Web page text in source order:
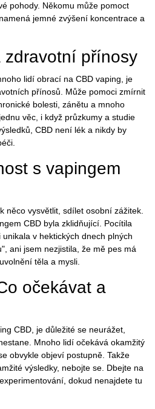
pohody. Někomu může pomoct
jemné zvýšení koncentrace a
zdravotní přínosy
lidí obrací na CBD vaping, je
přínosů. Může pomoci zmírnit
bolesti, zánětu a mnoho
věc, i když průzkumy a studie
CBD není lék a nikdy by
s vapingem
něco vysvětlit, sdílet osobní zážitek.
CBD byla zklidňující. Pocítila
v hektických dnech plných
ani jsem nezjistila, že mě pes má
těla a mysli.
očekávat a
CBD, je důležité se neurážet,
Mnoho lidí očekává okamžitý
obvykle objeví postupně. Takže
výsledky, nebojte se. Dbejte na
dokud nenajdete tu